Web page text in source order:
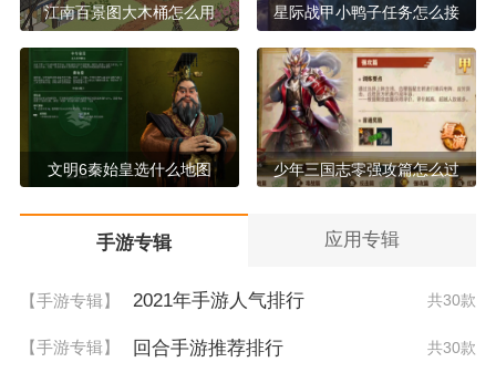
江南百景图大木桶怎么用 星际战甲小鸭子任务怎么接
文明6秦始皇选什么地图 少年三国志零强攻篇怎么过
手游专辑 应用专辑
【手游专辑】 2021年手游人气排行 共30款
【手游专辑】 回合手游推荐排行 共30款